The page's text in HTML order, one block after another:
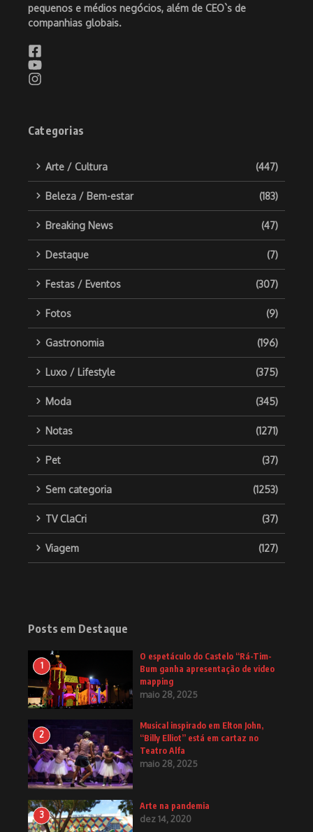
pequenos e médios negócios, além de CEO`s de
companhias globais.
Categorias
Arte / Cultura (447)
Beleza / Bem-estar (183)
Breaking News (47)
Destaque (7)
Festas / Eventos (307)
Fotos (9)
Gastronomia (196)
Luxo / Lifestyle (375)
Moda (345)
Notas (1271)
Pet (37)
Sem categoria (1253)
TV ClaCri (37)
Viagem (127)
Posts em Destaque
1
O espetáculo do Castelo “Rá-Tim-
Bum ganha apresentação de video
mapping
maio 28, 2025
2
Musical inspirado em Elton John,
“Billy Elliot” está em cartaz no
Teatro Alfa
maio 28, 2025
3
Arte na pandemia
dez 14, 2020